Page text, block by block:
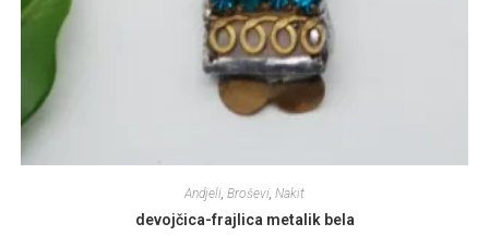
Andjeli, Broševi, Nakit
devojčica-frajlica metalik bela